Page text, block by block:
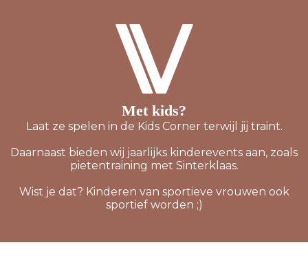
Met kids?
Laat ze spelen in de Kids Corner terwijl jij traint.
Daarnaast bieden wij jaarlijks kinderevents aan, zoals
pietentraining met Sinterklaas.
Wist je dat? Kinderen van sportieve vrouwen ook
sportief worden ;)